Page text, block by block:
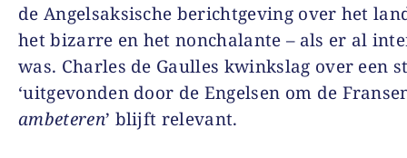
de Angelsaksische berichtgeving over het
het bizarre en het nonchalante – als er al
was. Charles de Gaulles kwinkslag over een
‘uitgevonden door de Engelsen om de
ambeteren’ blijft relevant.